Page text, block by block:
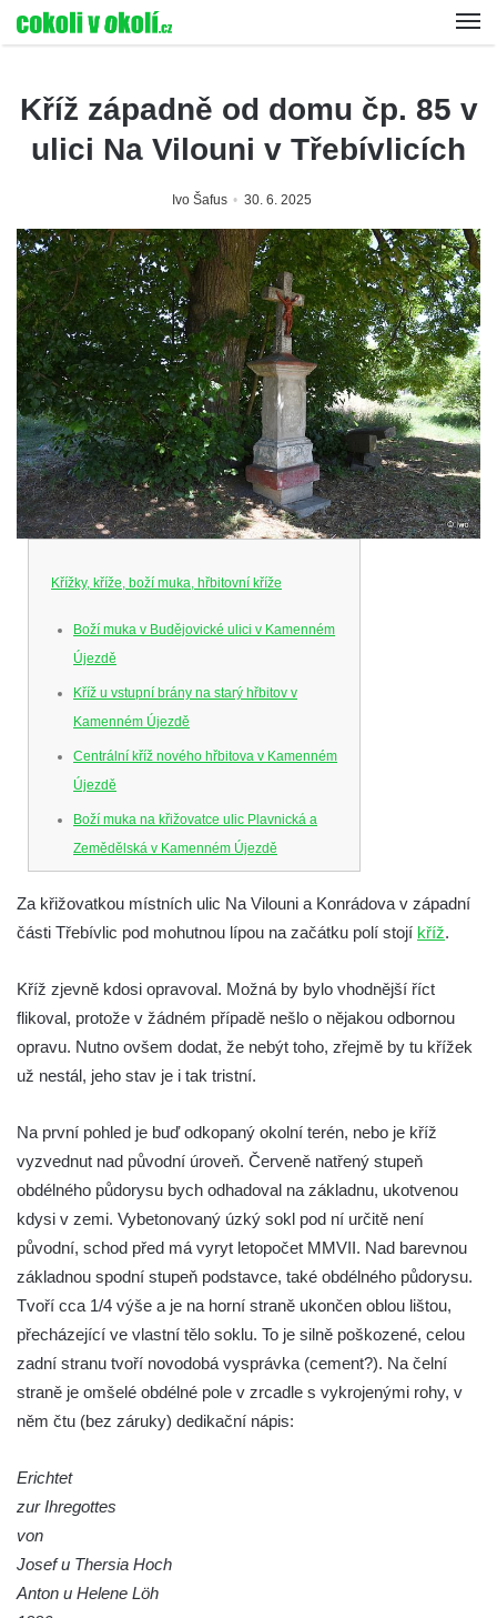
Kříž západně od domu čp. 85 v
ulici Na Vilouni v Třebívlicích
Ivo Šafus 30. 6. 2025
Křížky, kříže, boží muka, hřbitovní kříže
Boží muka v Budějovické ulici v Kamenném
Újezdě
Kříž u vstupní brány na starý hřbitov v
Kamenném Újezdě
Centrální kříž nového hřbitova v Kamenném
Újezdě
Boží muka na křižovatce ulic Plavnická a
Zemědělská v Kamenném Újezdě
v Kamenném Újezdě
Kříž na křižovatce ulic 5. května a Dělnická
Kříž v Dělnické ulici v Kamenném Újezdě
Boží muka na křižovatce ulic Latrán a K
Malší ve Velešíně
Kříž u kostela svatého Václava ve Velešíně
Kříž u brány na hřbitov ve Velešíně
Kříž na zahradě domu čp. 127 v Římově
Kříž u fary v Římově
Kříž u lípy Jana Gurreho v Římově
Boží muka u hřbitova v Římově
Centrální kříž hřbitova v Římově
Kříž poblíž domu čp. 169 v Plavu
Kříž u Obrázku severovýchodně od
Za křižovatkou místních ulic Na Vilouni a Konrádova v západní
části Třebívlic pod mohutnou lípou na začátku polí stojí kříž.
Kříž zjevně kdosi opravoval. Možná by bylo vhodnější říct
flikoval, protože v žádném případě nešlo o nějakou odbornou
opravu. Nutno ovšem dodat, že nebýt toho, zřejmě by tu křížek
už nestál, jeho stav je i tak tristní.
Na první pohled je buď odkopaný okolní terén, nebo je kříž
vyzvednut nad původní úroveň. Červeně natřený stupeň
obdélného půdorysu bych odhadoval na základnu, ukotvenou
kdysi v zemi. Vybetonovaný úzký sokl pod ní určitě není
původní, schod před má vyryt letopočet MMVII. Nad barevnou
základnou spodní stupeň podstavce, také obdélného půdorysu.
Tvoří cca 1/4 výše a je na horní straně ukončen oblou lištou,
přecházející ve vlastní tělo soklu. To je silně poškozené, celou
zadní stranu tvoří novodobá vysprávka (cement?). Na čelní
straně je omšelé obdélné pole v zrcadle s vykrojenými rohy, v
něm čtu (bez záruky) dedikační nápis:
Erichtet
zur Ihregottes
von
Josef u Thersia Hoch
Anton u Helene Löh